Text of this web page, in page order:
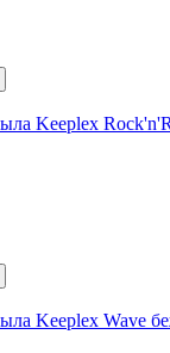
Keeplex
Keeplex Wave